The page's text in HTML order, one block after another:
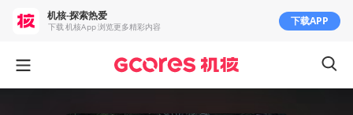
机核-探索热爱
下载 机核App 浏览更多精彩内容 下载APP